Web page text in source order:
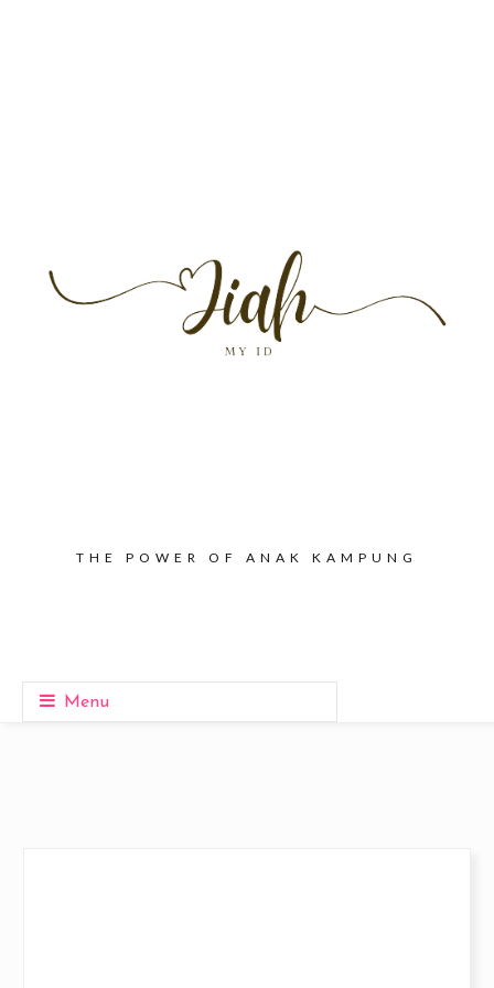
THE POWER OF ANAK KAMPUNG
Menu